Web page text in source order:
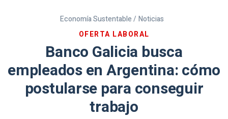
Economía Sustentable / Noticias
OFERTA LABORAL
Banco Galicia busca
empleados en Argentina: cómo
postularse para conseguir
trabajo